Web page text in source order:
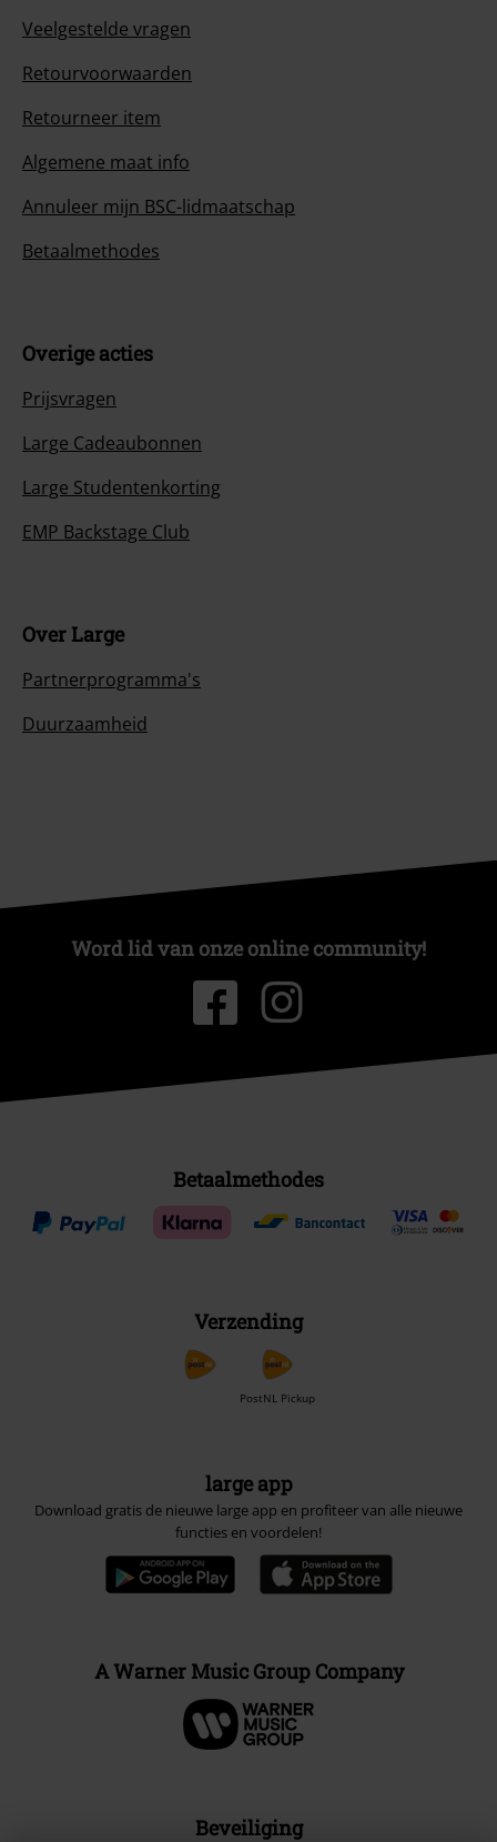
Veelgestelde vragen
Retourvoorwaarden
Retourneer item
Algemene maat info
Annuleer mijn BSC-lidmaatschap
Betaalmethodes
Overige acties
Prijsvragen
Large Cadeaubonnen
Large Studentenkorting
EMP Backstage Club
Over Large
Partnerprogramma's
Duurzaamheid
Word lid van onze online community!
Betaalmethodes
Verzending
PostNL Pickup
large app
Download gratis de nieuwe large app en profiteer van alle nieuwe
functies en voordelen!
A Warner Music Group Company
Beveiliging